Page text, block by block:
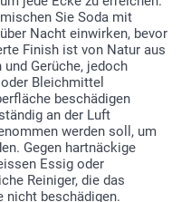
Sie Soda mit
Nacht einwirken, bevor
Finish ist von Natur aus
Gerüche, jedoch
Bleichmittel
beschädigen
an der Luft
werden soll, um
Gegen hartnäckige
Essig oder
Reiniger, die das
nicht beschädigen.